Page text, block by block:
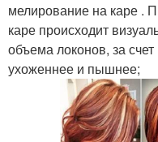
мелирование на каре .
каре происходит
объема локонов, за
ухоженнее и пышнее;